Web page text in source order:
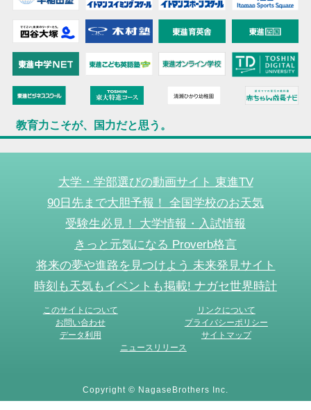
教育力こそが、国力だと思う。
大学・学部選びの動画サイト 東進TV
90日先まで大胆予報！ 全国学校のお天気
受験生必見！ 大学情報・入試情報
きっと元気になる Proverb格言
将来の夢や進路を見つけよう 未来発見サイト
時刻も天気もイベントも掲載! ナガセ世界時計
このサイトについて
リンクについて
お問い合わせ
プライバシーポリシー
データ利用
サイトマップ
ニュースリリース
Copyright © NagaseBrothers Inc.